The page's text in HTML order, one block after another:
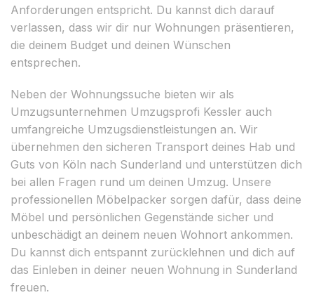
Anforderungen entspricht. Du kannst dich darauf
verlassen, dass wir dir nur Wohnungen präsentieren,
die deinem Budget und deinen Wünschen
entsprechen.
Neben der Wohnungssuche bieten wir als
Umzugsunternehmen Umzugsprofi Kessler auch
umfangreiche Umzugsdienstleistungen an. Wir
übernehmen den sicheren Transport deines Hab und
Guts von Köln nach Sunderland und unterstützen dich
bei allen Fragen rund um deinen Umzug. Unsere
professionellen Möbelpacker sorgen dafür, dass deine
Möbel und persönlichen Gegenstände sicher und
unbeschädigt an deinem neuen Wohnort ankommen.
Du kannst dich entspannt zurücklehnen und dich auf
das Einleben in deiner neuen Wohnung in Sunderland
freuen.